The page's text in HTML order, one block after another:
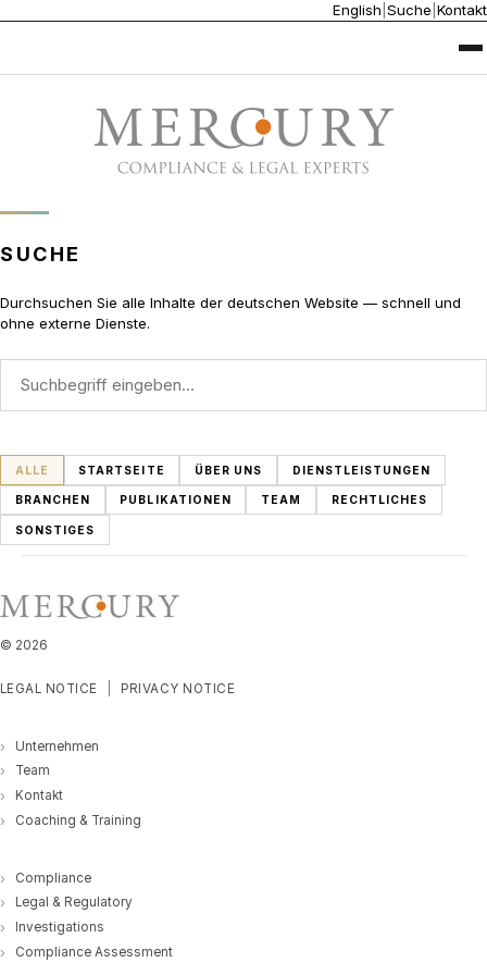
English Suche Kontakt
SUCHE
Durchsuchen Sie alle Inhalte der deutschen Website — schnell und
ohne externe Dienste.
ALLE STARTSEITE ÜBER UNS DIENSTLEISTUNGEN
BRANCHEN PUBLIKATIONEN TEAM RECHTLICHES
SONSTIGES
© 2026
LEGAL NOTICE PRIVACY NOTICE
Unternehmen
Team
Kontakt
Coaching & Training
Compliance
Legal & Regulatory
Investigations
Compliance Assessment